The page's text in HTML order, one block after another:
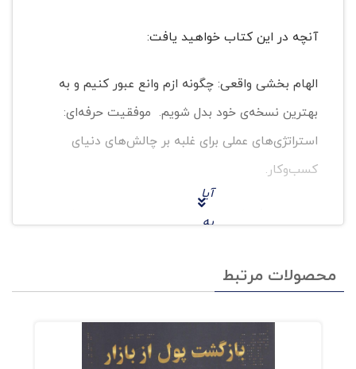
آیا
به
آنچه در این کتاب خواهید یافت:
الهام بخشی واقعی: چگونه ازم وانع عبور کنیم و به
بهترین نسخه‌ی خود بدل شویم. موفقیت حرفه‌ای:
استراتژی‌های عملی برای غلبه بر چالش‌های دنیای
کسب‌وکار.
تأثیرگذاری مثبت: ساختن میراثی ماندگار
اگر به دنبال الهامی عمیق برای رشد فردی و حرفه‌ای
محصولات مرتبط